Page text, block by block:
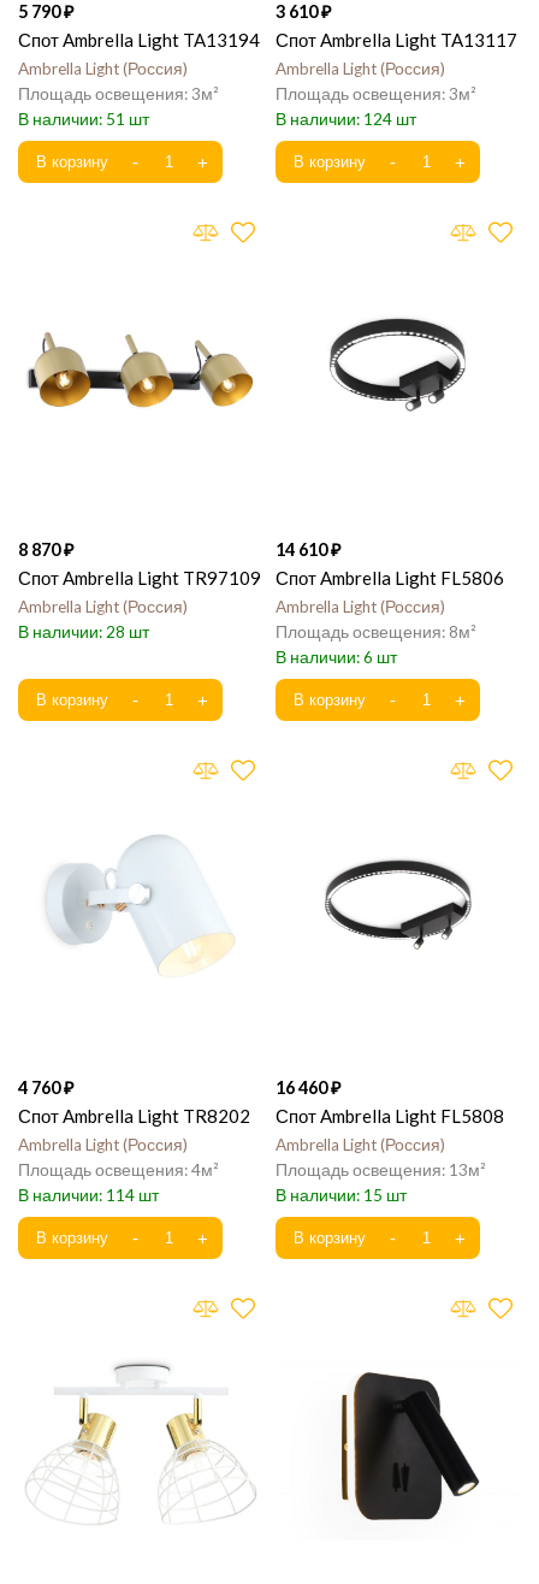
5 790
Спот Ambrella Light TA13194
Ambrella Light Россия
3
51
3 610
Спот Ambrella Light TA13117
Ambrella Light Россия
3
124
8 870
Спот Ambrella Light TR97109
Ambrella Light Россия
28
14 610
Спот Ambrella Light FL5806
Ambrella Light Россия
8
6
4 760
Спот Ambrella Light TR8202
Ambrella Light Россия
4
114
16 460
Спот Ambrella Light FL5808
Ambrella Light Россия
13
15